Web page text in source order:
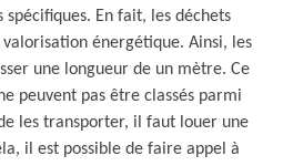
En fait, les déchets
énergétique. Ainsi, les
une longueur de un mètre. Ce
peuvent pas être classés parmi
les transporter, il faut louer une
il est possible de faire appel à